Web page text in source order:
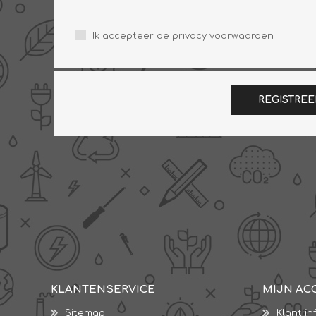
Ik accepteer de privacy voorwaarden
KLANTENSERVICE
Sitemap
MIJN
Klant